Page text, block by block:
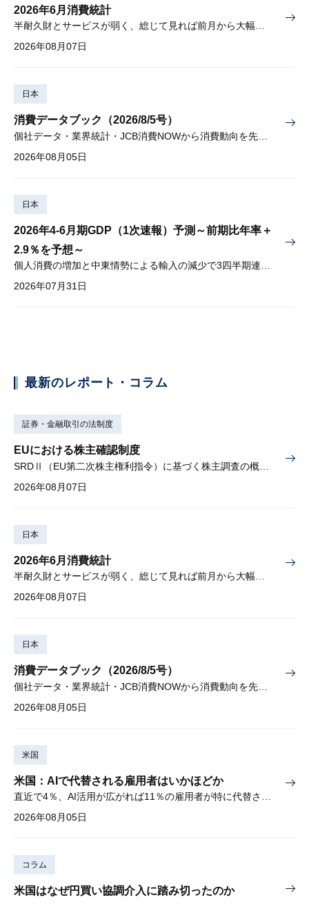
2026年6月消費統計
半耐久財とサービスが弱く、総じて見れば前月から大幅に減少
2026年08月07日
日本
消費データブック（2026/8/5号）
2026年08月05日
日本
2026年4-6月期GDP（1次速報）予測～前期比年率＋
2.9％を予想～
個人消費の増加と中東情勢による輸入の減少で3四半期連続プラス
2026年07月31日
最新のレポート・コラム
証券・金融取引の法制度
EUにおける株主確認制度
2026年08月07日
日本
2026年6月消費統計
半耐久財とサービスが弱く、総じて見れば前月から大幅に減少
2026年08月07日
日本
消費データブック（2026/8/5号）
2026年08月05日
米国
米国：AIで代替される雇用者はいかほどか
直近で4％、AI活用が広がれば11％の雇用者が特に代替されやすい
2026年08月05日
コラム
米国はなぜ円買い協調介入に踏み切ったのか